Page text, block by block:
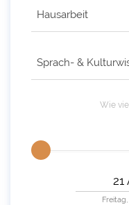
Hausarbeit
Sprach- &
Wie